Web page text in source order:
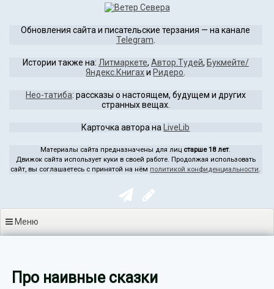
содержимому
Обновления сайта и писательские терзания — на канале
Telegram
Истории также на: Литмаркете, Автор.Тудей, Букмейте/
Яндекс.Книгахи Ридеро
Нео-татиба: рассказы о настоящем, будущем и других
странных вещах.
Карточка автора на LiveLib
Материалы сайта предназначены для лиц старше 18 лет.
Движок сайта использует куки в своей работе. Продолжая использовать
сайт, вы соглашаетесь с принятой на нём политикой конфиденциальности.
Меню
Про наивные сказки